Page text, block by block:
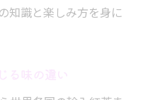
知識と楽しみ方を身に